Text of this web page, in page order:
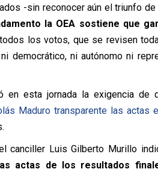
-sin reconocer aún el triunfo
la OEA sostiene que
los votos, que se revisen
democrático, ni autónomo ni
en esta jornada la exigencia de
Maduro transparente las actas
canciller Luis Gilberto Murillo
actas de los resultados